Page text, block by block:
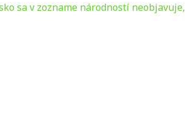
sa v zozname národností neobjavuje,